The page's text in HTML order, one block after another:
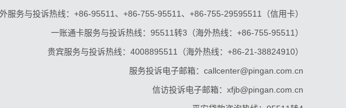
服务与投诉热线：+86-95511、+86-755-95511、+86-755-29595511（信用卡）
一账通卡服务与投诉热线：95511转3（海外热线：+86-755-95511）
贵宾服务与投诉热线：4008895511（海外热线：+86-21-38824910）
服务投诉电子邮箱：callcenter@pingan.com.cn
信访投诉电子邮箱：xfjb@pingan.com.cn